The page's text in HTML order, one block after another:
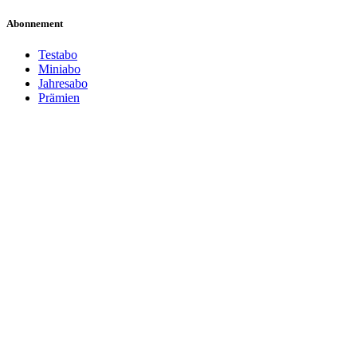
Abonnement
Testabo
Miniabo
Jahresabo
Prämien